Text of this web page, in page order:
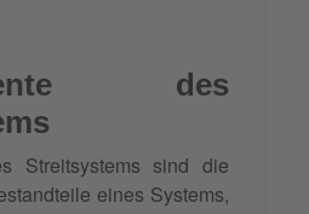
des
Streitsystems sind die
eines Systems,